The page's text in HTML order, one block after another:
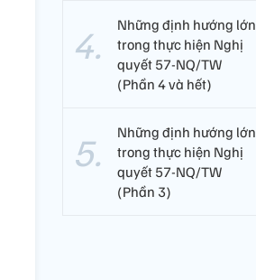
Những định hướng lớn
trong thực hiện Nghị
quyết 57-NQ/TW
(Phần 4 và hết)
Những định hướng lớn
trong thực hiện Nghị
quyết 57-NQ/TW
(Phần 3)